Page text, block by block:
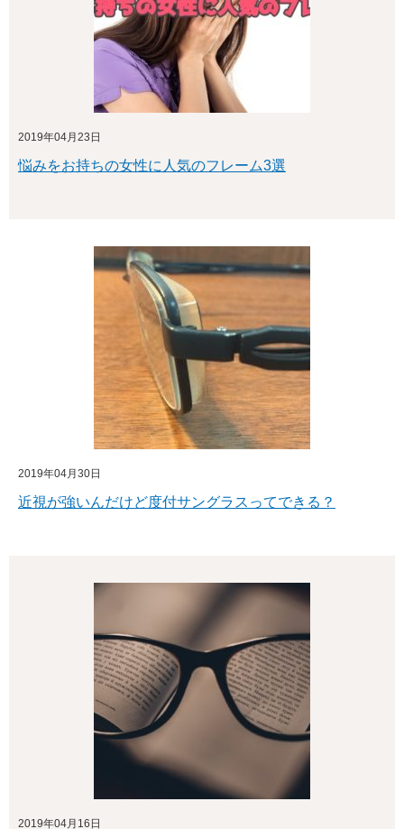
2019年04月23日
悩みをお持ちの女性に人気のフレーム3選
2019年04月30日
近視が強いんだけど度付サングラスってできる？
2019年04月16日